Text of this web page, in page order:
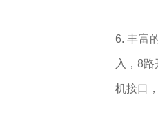
6. 丰富
入，8
机接口